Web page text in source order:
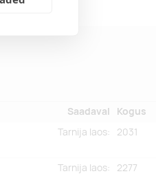
Saadaval Kogus
Tarnija laos: 2031
Tarnija laos: 2277